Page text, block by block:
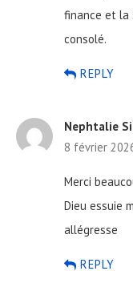
finance et la
consolé.
REPLY
Nephtalie
8 février
Merci
Dieu essuie
allégresse
REPLY